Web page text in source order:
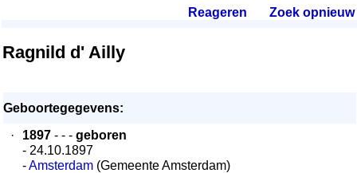
Reageren Zoek opnieuw.
Ragnild d' Ailly
Geboortegegevens:
·
1897 - - - geboren
- 24.10.1897
-Amsterdam (Gemeente Amsterdam)